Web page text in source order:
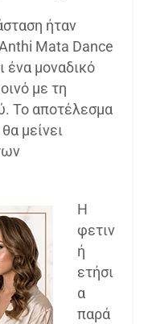
ήταν
Mata Dance
ένα μοναδικό
με τη
Το αποτέλεσμα
μείνει
Η
φετιν
ή
ετήσι
α
παρά